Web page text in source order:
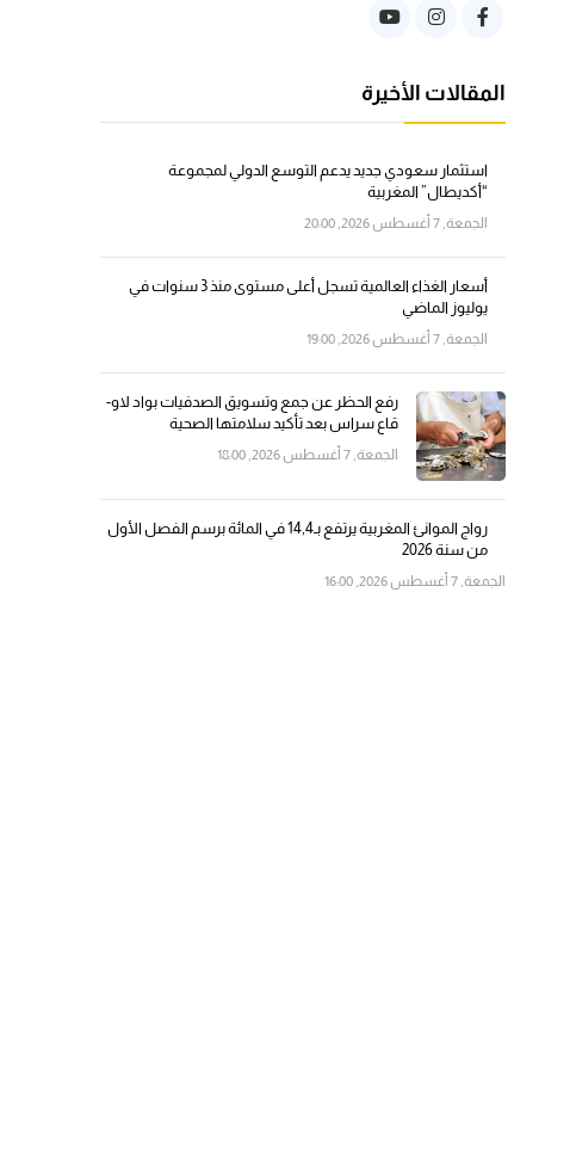
المقالات الأخيرة
استثمار سعودي جديد يدعم التوسع الدولي لمجموعة
“أكديطال” المغربية
الجمعة, 7 أغسطس 2026, 20:00
أسعار الغذاء العالمية تسجل أعلى مستوى منذ 3 سنوات في
يوليوز الماضي
الجمعة, 7 أغسطس 2026, 19:00
رفع الحظر عن جمع وتسويق الصدفيات بواد لاو-
قاع سراس بعد تأكيد سلامتها الصحية
الجمعة, 7 أغسطس 2026, 18:00
رواج الموانئ المغربية يرتفع بـ14,4 في المائة برسم الفصل الأول
من سنة 2026
الجمعة, 7 أغسطس 2026, 16:00